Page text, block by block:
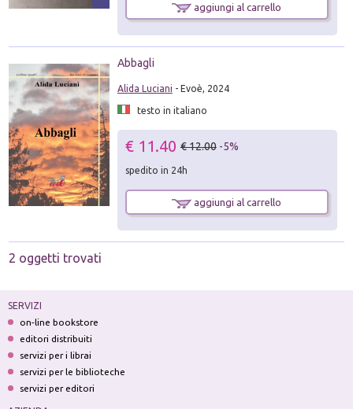
aggiungi al carrello
Abbagli
Alida Luciani - Evoè, 2024
testo in italiano
€ 11.40 € 12.00 -5%
spedito in 24h
aggiungi al carrello
2 oggetti trovati
SERVIZI
on-line bookstore
editori distribuiti
servizi per i librai
servizi per le biblioteche
servizi per editori